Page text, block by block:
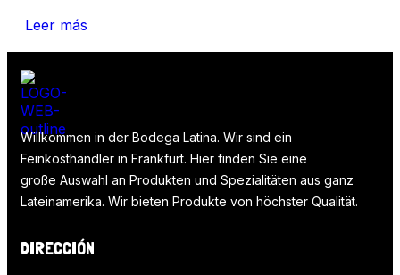
Leer más
Willkommen in der Bodega Latina. Wir sind ein
Feinkosthändler in Frankfurt. Hier finden Sie eine
große Auswahl an Produkten und Spezialitäten aus ganz
Lateinamerika. Wir bieten Produkte von höchster Qualität.
DIRECCIÓN